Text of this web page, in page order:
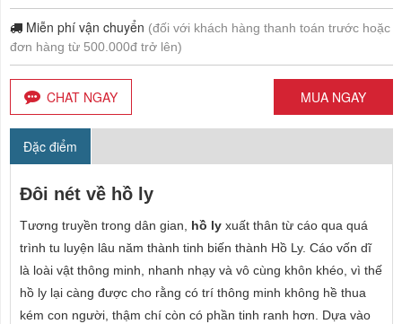
Miễn phí vận chuyển (đối với khách hàng thanh toán trước hoặc
đơn hàng từ 500.000đ trở lên)
CHAT NGAY MUA NGAY
Đặc điểm
Đôi nét về hồ ly
Tương truyền trong dân gian, hồ ly xuất thân từ cáo qua quá
trình tu luyện lâu năm thành tinh biến thành Hồ Ly. Cáo vốn dĩ
là loài vật thông minh, nhanh nhạy và vô cùng khôn khéo, vì thế
hồ ly lại càng được cho rằng có trí thông minh không hề thua
kém con người, thậm chí còn có phần tinh ranh hơn. Dựa vào